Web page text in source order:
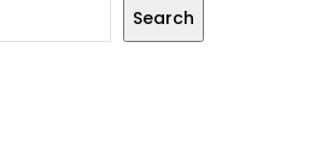
Search